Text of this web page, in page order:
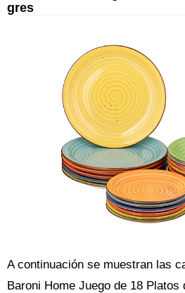
gres
A continuación se muestran las
Baroni Home Juego de 18 Platos